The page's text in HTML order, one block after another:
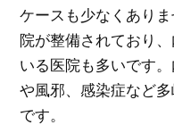
ケースも少なくあり
院が整備されており
いる医院も多いです
や風邪、感染症など
です。